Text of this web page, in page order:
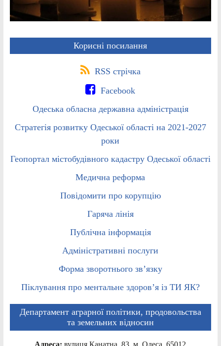
Корисні посилання
RSS стрічка
Facebook
Одеська обласна державна адміністрація
Стратегія розвитку Одеської області на 2021-2027
роки
Геопортал містобудівного кадастру Одеської області
Медична реформа
Повідомити про корупцію
Гаряча лінія
Публічна інформація
Адміністративні послуги
Форма зворотнього зв’язку
Піклування про ментальне здоров’я із ТИ ЯК?
Департамент аграрної політики, продовольства
та земельних відносин
Адреса: вулиця Канатна, 83, м. Одеса, 65012